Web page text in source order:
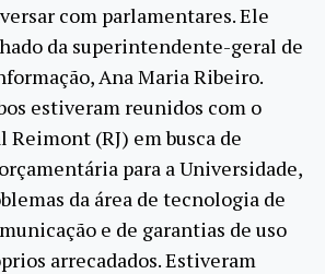
com parlamentares. Ele
da superintendente-geral de
Ana Maria Ribeiro.
estiveram reunidos com o
Reimont (RJ) em busca de
para a Universidade,
da área de tecnologia de
e de garantias de uso
arrecadados. Estiveram